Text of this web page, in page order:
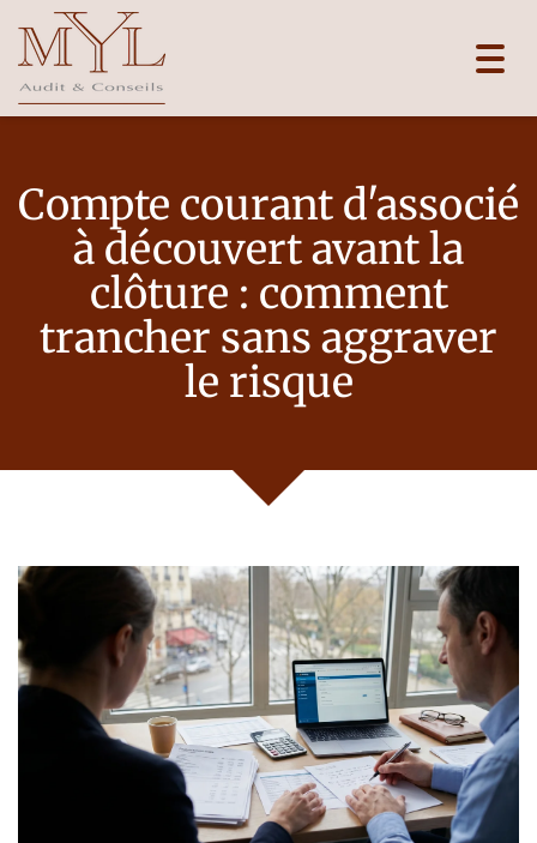
Compte courant d'associé
à découvert avant la
clôture : comment
trancher sans aggraver
le risque